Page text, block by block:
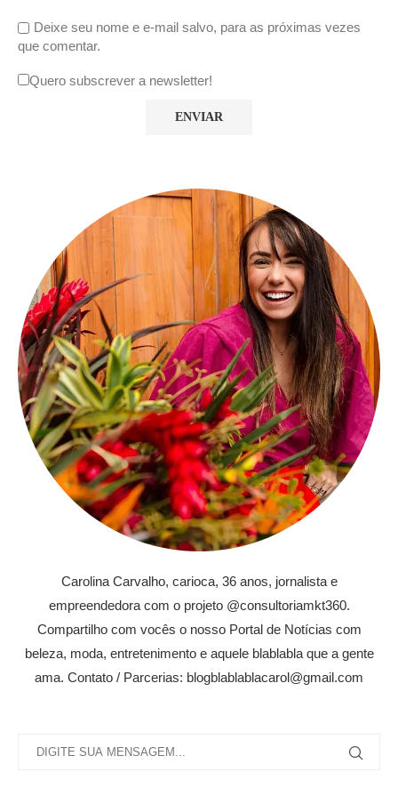
Deixe seu nome e e-mail salvo, para as próximas vezes
que comentar.
Quero subscrever a newsletter!
Carolina Carvalho, carioca, 36 anos, jornalista e
empreendedora com o projeto @consultoriamkt360.
Compartilho com vocês o nosso Portal de Notícias com
beleza, moda, entretenimento e aquele blablabla que a gente
ama. Contato / Parcerias: blogblablablacarol@gmail.com